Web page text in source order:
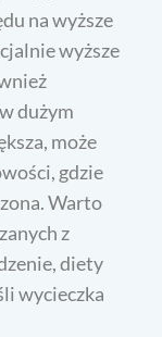
na wyższe
wyższe
dużym
może
gdzie
Warto
z
diety
wycieczka